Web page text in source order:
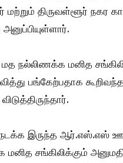
திருவள்ளூர் நகர
மத நல்லிணக்க மனித
பங்கேற்பதாக கூறிவந்த
இருந்த ஆர்.எஸ்.எஸ்
சங்கிலிக்கும்